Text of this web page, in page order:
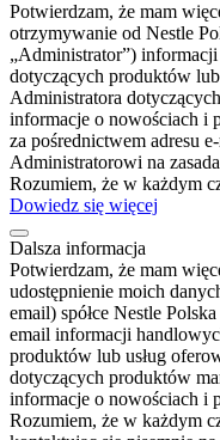
Potwierdzam, że mam
otrzymywanie od Nestle
„Administrator”)
dotyczących produktów
Administratora
informacje o nowościach i
za pośrednictwem adresu
Administratorowi na
Rozumiem, że w każdym
Dowiedz się więcej
Dalsza informacja
Potwierdzam, że mam
udostępnienie moich
email) spółce Nestle
email informacji
produktów lub usług
dotyczących produktów
informacje o nowościach i
Rozumiem, że w każdym